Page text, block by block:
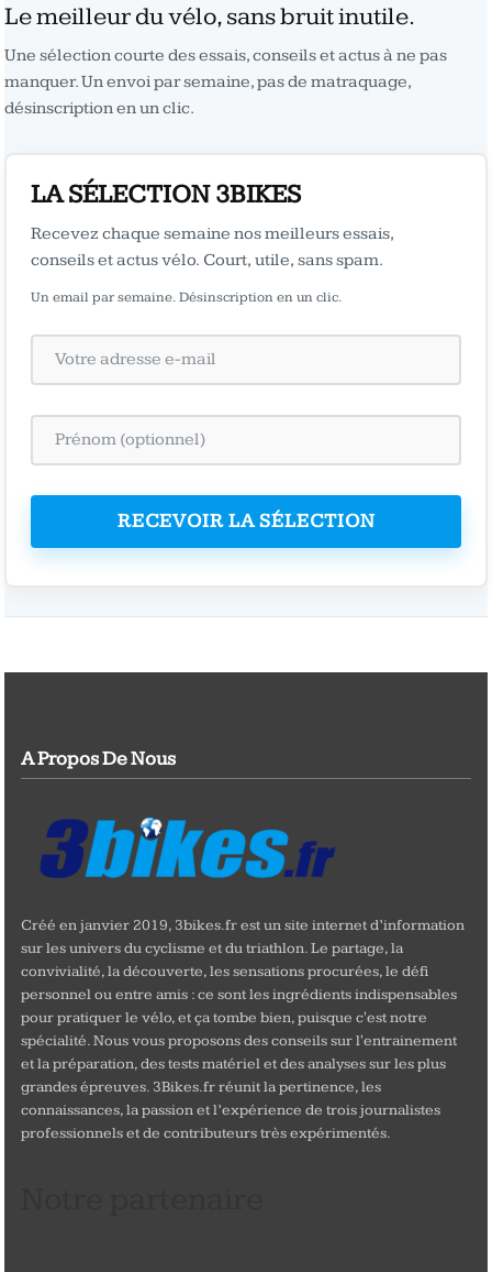
Le meilleur du vélo, sans bruit inutile.
Une sélection courte des essais, conseils et actus à ne pas
manquer. Un envoi par semaine, pas de matraquage,
désinscription en un clic.
LA SÉLECTION 3BIKES
Recevez chaque semaine nos meilleurs essais,
conseils et actus vélo. Court, utile, sans spam.
Un email par semaine. Désinscription en un clic.
RECEVOIR LA SÉLECTION
A Propos De Nous
Créé en janvier 2019, 3bikes.fr est un site internet d’information
sur les univers du cyclisme et du triathlon. Le partage, la
convivialité, la découverte, les sensations procurées, le défi
personnel ou entre amis : ce sont les ingrédients indispensables
pour pratiquer le vélo, et ça tombe bien, puisque c'est notre
spécialité. Nous vous proposons des conseils sur l'entrainement
et la préparation, des tests matériel et des analyses sur les plus
grandes épreuves. 3Bikes.fr réunit la pertinence, les
connaissances, la passion et l’expérience de trois journalistes
professionnels et de contributeurs très expérimentés.